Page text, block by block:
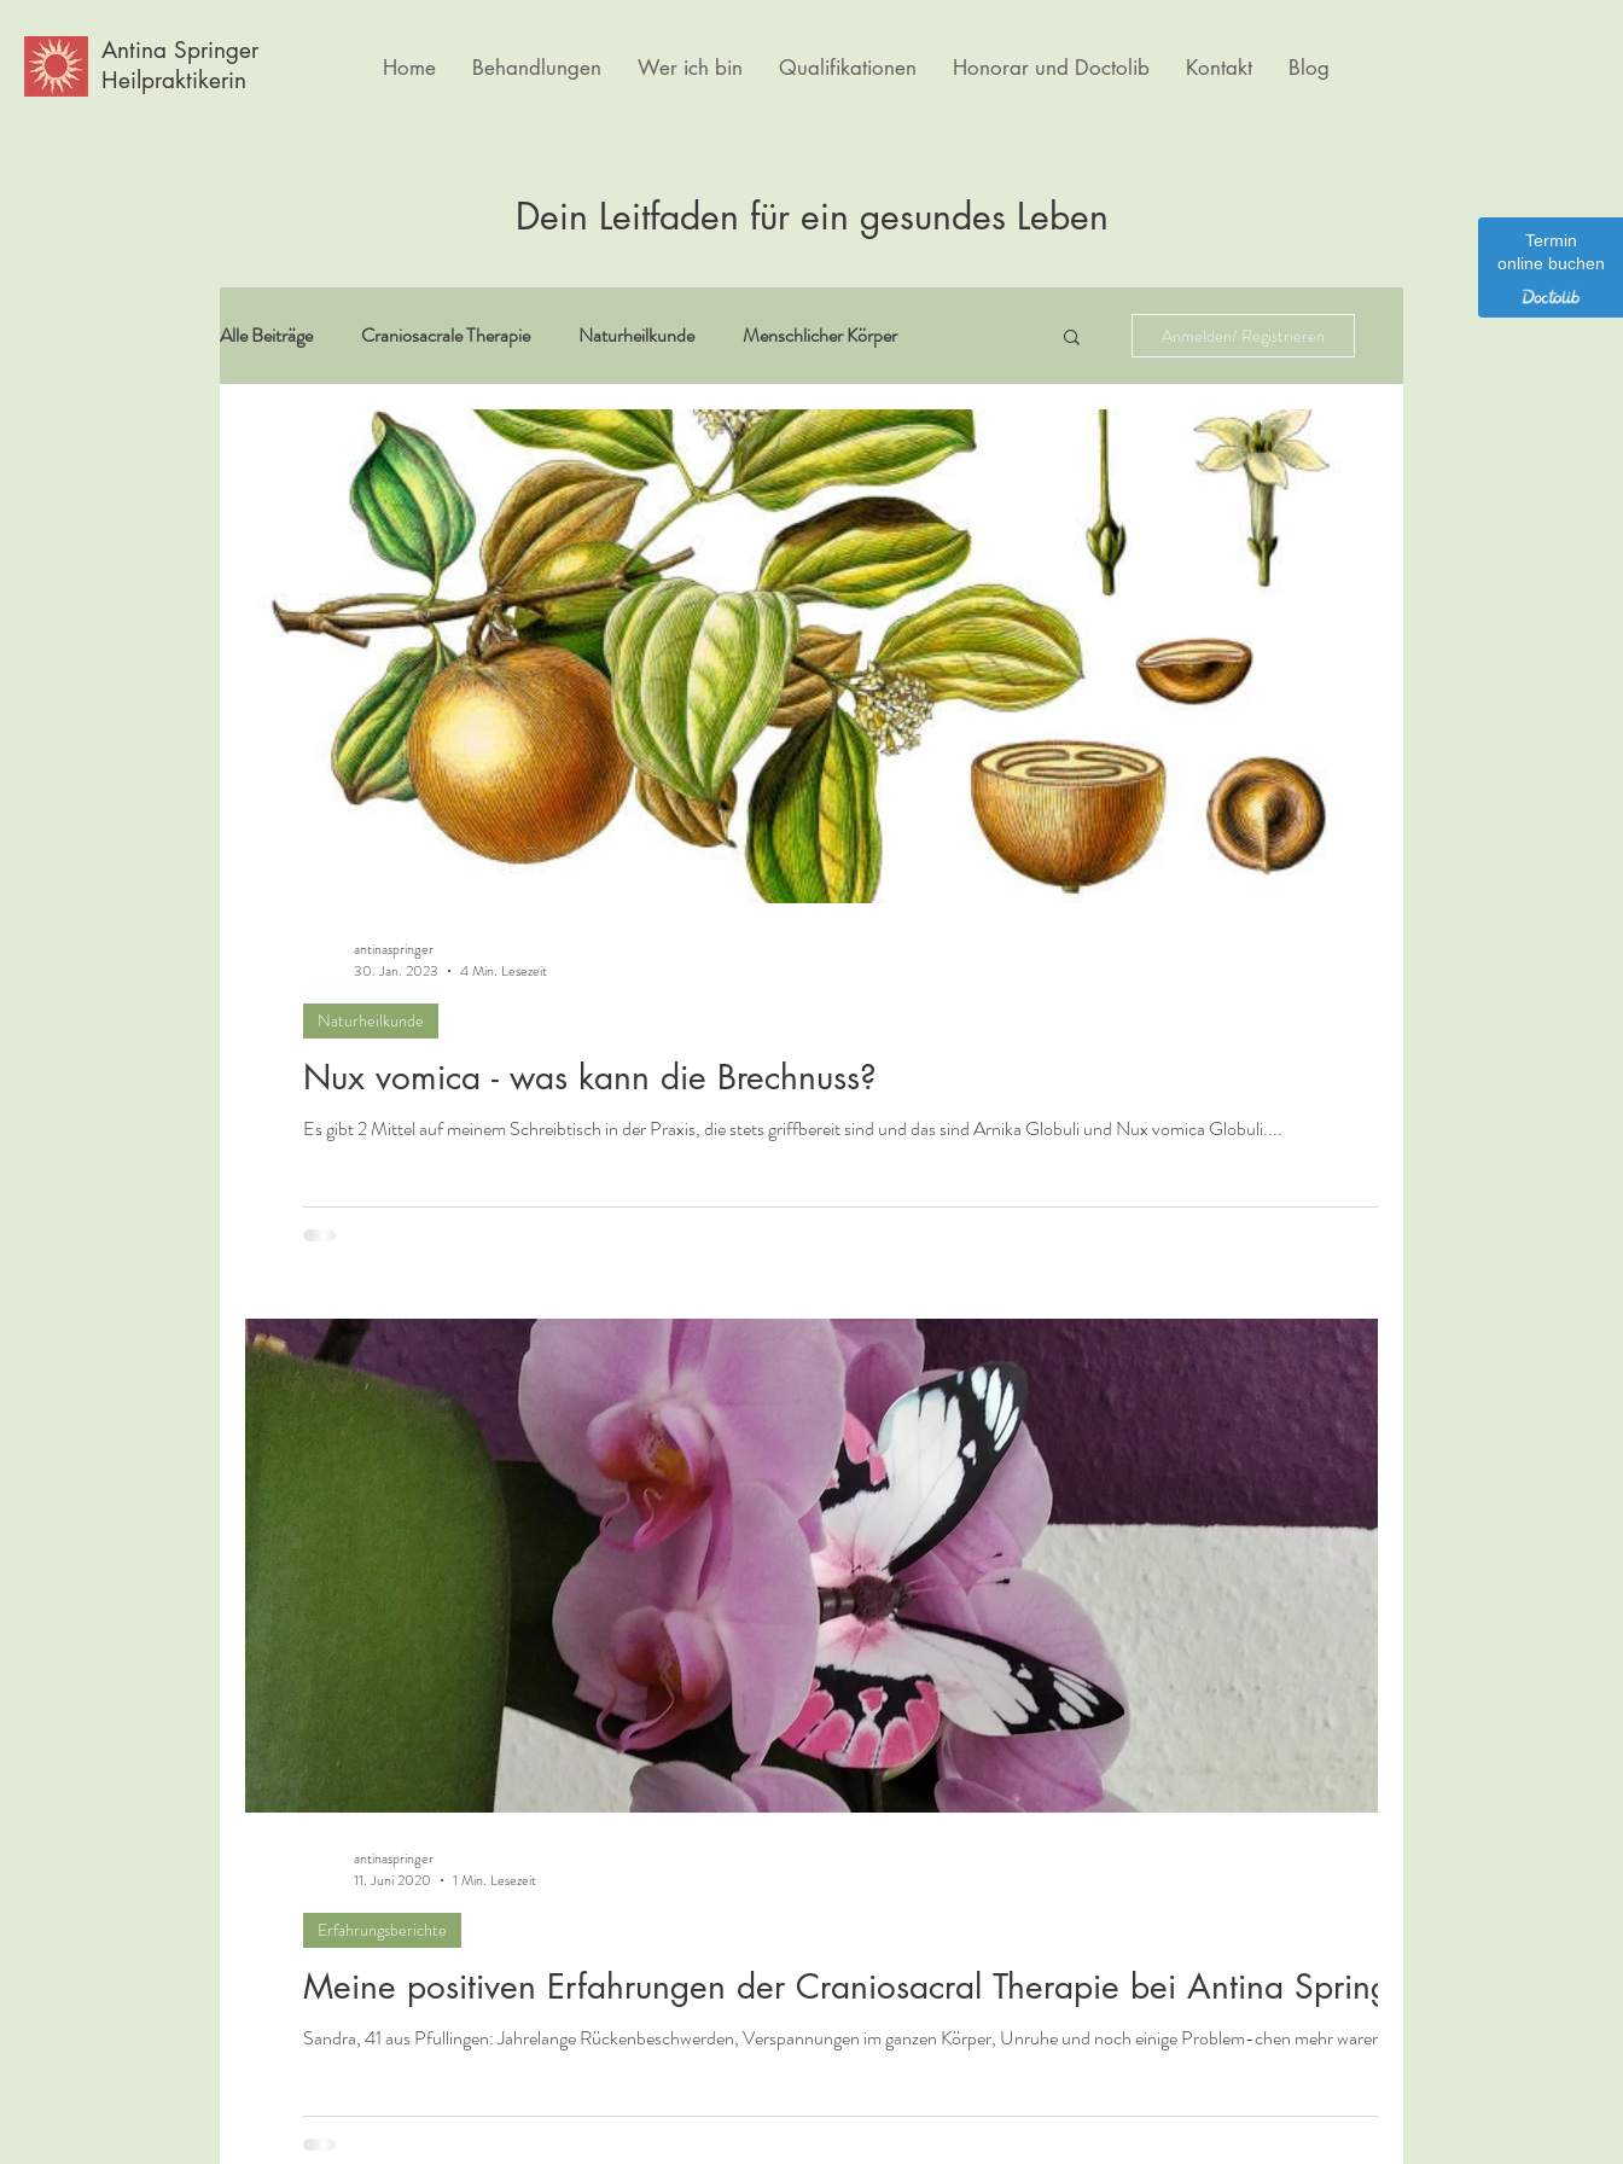
Termin
online buchen
Antina Springer
Heilpraktikerin
Home Behandlungen Wer ich bin Qualifikationen Honorar und Doctolib Kontakt Blog
Dein Leitfaden für ein gesundes Leben
Alle Beiträge Craniosacrale Therapie Naturheilkunde Menschlicher Körper
Vitamine/Spurenelemente Spiritualität Erfahrungsberichte Buchempfehlungen
Frauen Körpertherapie Kultur
Anmelden/ Registrieren
Nux vomica - was kann die Brechnuss?
Es gibt 2 Mittel auf meinem Schreibtisch in der Praxis, die stets griffbereit sind und das sind Arnika Globuli und Nux vomica Globuli....
Naturheilkunde
antinaspringer
30. Jan. 2023
4 Min. Lesezeit
Meine positiven Erfahrungen der Craniosacral Therapie bei Antina Springer
Sandra, 41 aus Pfullingen: Jahrelange Rückenbeschwerden, Verspannungen im ganzen Körper, Unruhe und noch einige Problem-chen mehr waren...
Erfahrungsberichte
antinaspringer
11. Juni 2020
1 Min. Lesezeit